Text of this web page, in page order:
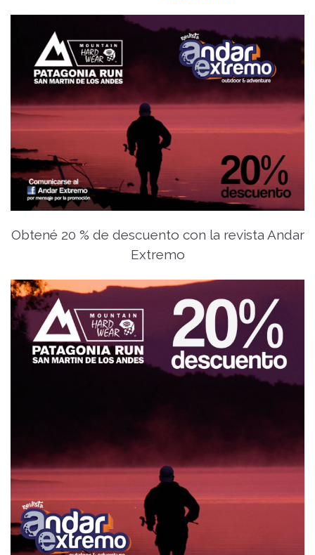
Obtené 20 % de descuento con la revista Andar
Extremo